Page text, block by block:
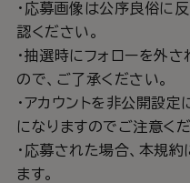
・応募画像は公序良俗に
認ください。
・抽選時にフォローを外
ので、ご了承ください。
・アカウントを非公開設
になりますのでご注意くだ
・応募された場合、本規
ます。